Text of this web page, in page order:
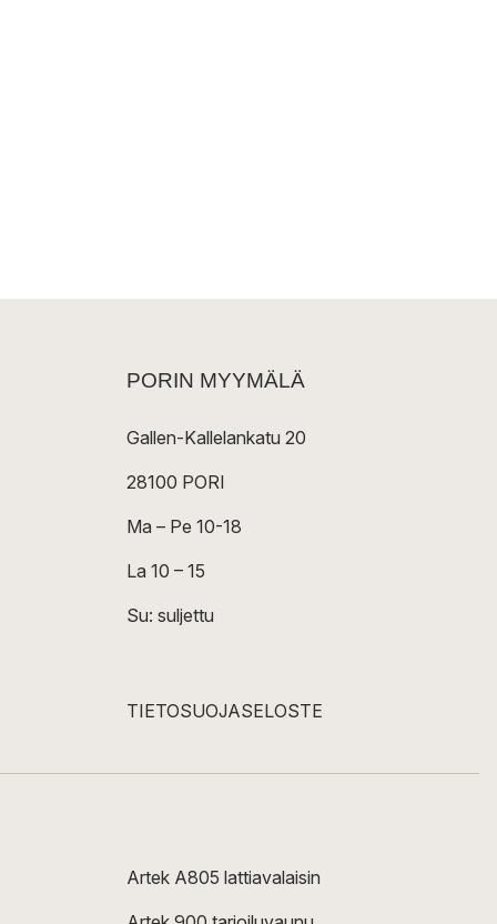
PORIN MYYMÄLÄ
Gallen-Kallelankatu 20
28100 PORI
Ma – Pe 10-18
La 10 – 15
Su: suljettu
TIETOSUOJASELOSTE
Artek A805 lattiavalaisin